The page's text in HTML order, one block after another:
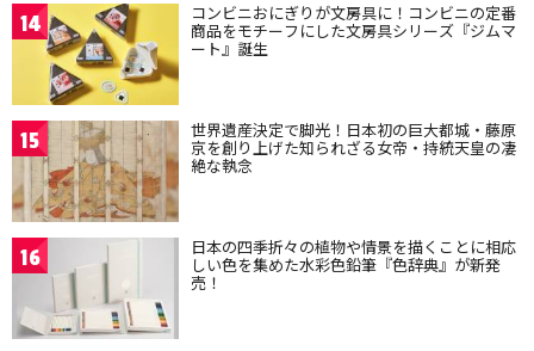
14 コンビニおにぎりが文房具に！コンビニの定番
商品をモチーフにした文房具シリーズ『ジムマ
ート』誕生
15 世界遺産決定で脚光！日本初の巨大都城・藤原
京を創り上げた知られざる女帝・持統天皇の凄
絶な執念
16 日本の四季折々の植物や情景を描くことに相応
しい色を集めた水彩色鉛筆『色辞典』が新発
売！